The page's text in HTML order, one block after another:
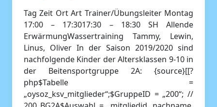
Tag Zeit Ort Art Trainer/Übungsleiter Montag
17:00 – 17:3017:30 – 18:30 SH Allende
ErwärmungWassertraining Tammy, Lewin,
Linus, Oliver In der Saison 2019/2020 sind
nachfolgende Kinder der Altersklassen 9-10 in
der Beitensportgruppe 2A: {source}[[?
php$Tabelle =
„oysoz_ksv_mitglieder“;$GruppeID = „200“; //